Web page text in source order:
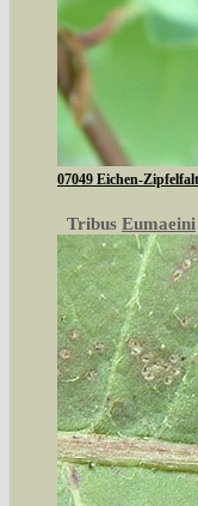
07049 Eichen-
Tribus Eumaeini